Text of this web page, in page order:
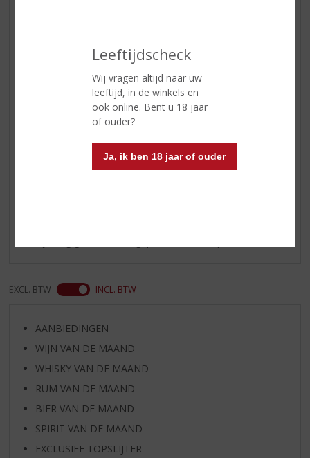
Leeftijdscheck
Wij vragen altijd naar uw
leeftijd, in de winkels en
ook online. Bent u 18 jaar
of ouder?
Ja, ik ben 18 jaar of ouder
zuiver, romig; mooie balans van
zoet met zachte tonen van
eikenhout
lang, eerst wat zoet en
EXCL. BTW INCL. BTW
AANBIEDINGEN
WIJN VAN DE MAAND
WHISKY VAN DE MAAND
RUM VAN DE MAAND
BIER VAN DE MAAND
SPIRIT VAN DE MAAND
EXCLUSIEF TOPSLIJTER